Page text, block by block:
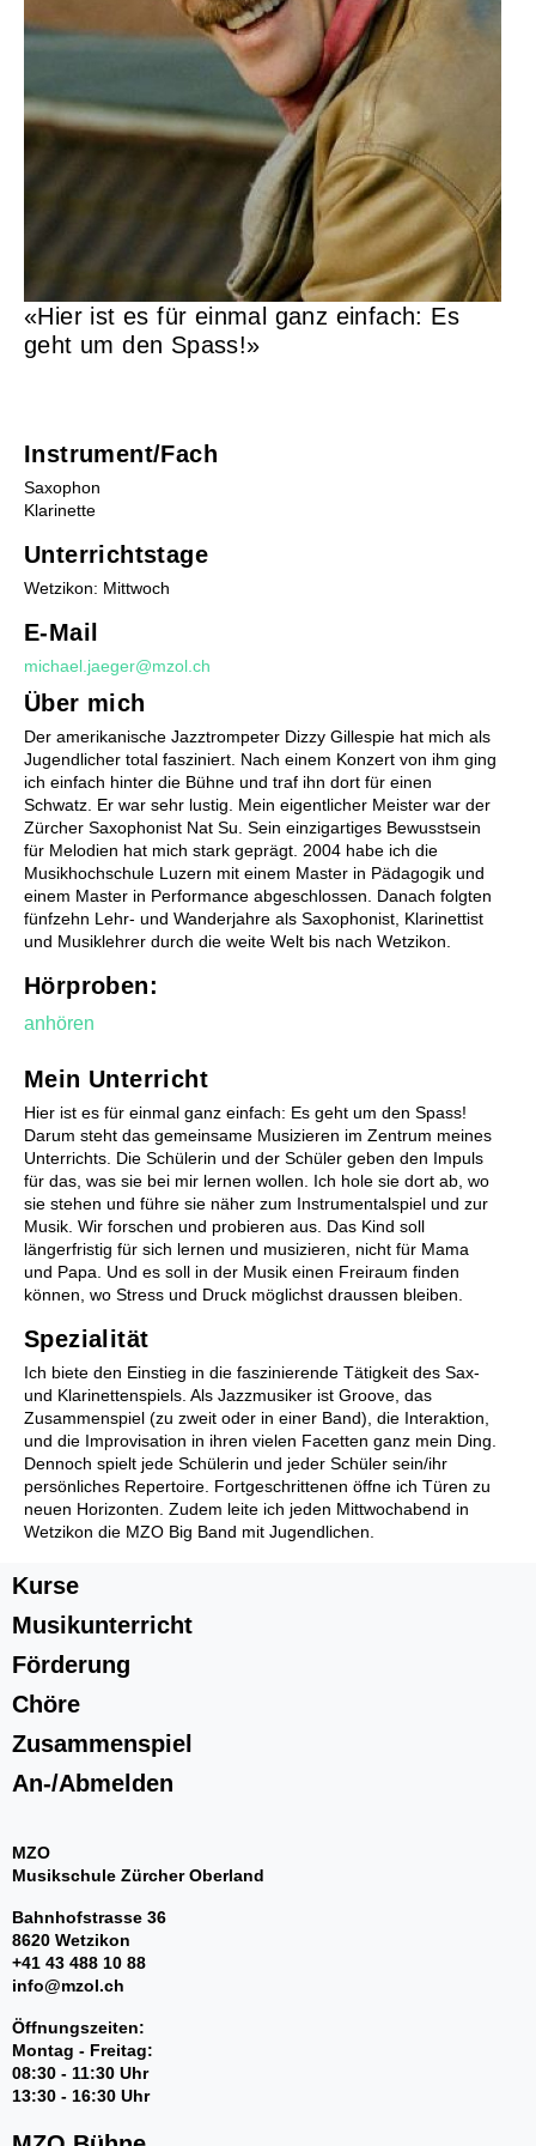
Musikunterricht
Instrumente Übersicht
Ortsvertretungen
Info-Tag / Schnuppern
Instrumentenwahl
Tandem
Förderung
Stufentest
Begabtenförderung
Musiktheorie - Musik verstehen und kreieren
Wettbewerbe
Musiktherapie
Musikphysiologie
Kinderchor 1
Kinderchor 2
Jugendchor
Zusammenspiel
Kinderorchester Pfäffikon
Kinderorchester Rüti
Kinder-Sinfonieorchester
Jugendorchester Attacca
Sinfonietta Züri-Ost
Jugendmusik Wald
Jugendmusik Rüti Bubikon
Jugendmusik Wetzikon
MZO Bigband
Bandworkshops
Perkussionsgruppe
Ensembles/Kammermusik
l'estate giocosa
Gitarrenensemble
An-/Abmelden
«Hier ist es für einmal ganz einfach: Es
geht um den Spass!»
Instrument/Fach
Saxophon
Klarinette
Unterrichtstage
Wetzikon: Mittwoch
E-Mail
michael.jaeger@mzol.ch
Über mich
Der amerikanische Jazztrompeter Dizzy Gillespie hat mich als
Jugendlicher total fasziniert. Nach einem Konzert von ihm ging
ich einfach hinter die Bühne und traf ihn dort für einen
Schwatz. Er war sehr lustig. Mein eigentlicher Meister war der
Zürcher Saxophonist Nat Su. Sein einzigartiges Bewusstsein
für Melodien hat mich stark geprägt. 2004 habe ich die
Musikhochschule Luzern mit einem Master in Pädagogik und
einem Master in Performance abgeschlossen. Danach folgten
fünfzehn Lehr- und Wanderjahre als Saxophonist, Klarinettist
und Musiklehrer durch die weite Welt bis nach Wetzikon.
Hörproben:
anhören
Mein Unterricht
Hier ist es für einmal ganz einfach: Es geht um den Spass!
Darum steht das gemeinsame Musizieren im Zentrum meines
Unterrichts. Die Schülerin und der Schüler geben den Impuls
für das, was sie bei mir lernen wollen. Ich hole sie dort ab, wo
sie stehen und führe sie näher zum Instrumentalspiel und zur
Musik. Wir forschen und probieren aus. Das Kind soll
längerfristig für sich lernen und musizieren, nicht für Mama
und Papa. Und es soll in der Musik einen Freiraum finden
können, wo Stress und Druck möglichst draussen bleiben.
Spezialität
Ich biete den Einstieg in die faszinierende Tätigkeit des Sax-
und Klarinettenspiels. Als Jazzmusiker ist Groove, das
Zusammenspiel (zu zweit oder in einer Band), die Interaktion,
und die Improvisation in ihren vielen Facetten ganz mein Ding.
Dennoch spielt jede Schülerin und jeder Schüler sein/ihr
persönliches Repertoire. Fortgeschrittenen öffne ich Türen zu
neuen Horizonten. Zudem leite ich jeden Mittwochabend in
Wetzikon die MZO Big Band mit Jugendlichen.
Kurse
Musikunterricht
Förderung
Chöre
Zusammenspiel
An-/Abmelden
MZO
Musikschule Zürcher Oberland
Bahnhofstrasse 36
8620 Wetzikon
+41 43 488 10 88
info@mzol.ch
Öffnungszeiten:
Montag - Freitag:
08:30 - 11:30 Uhr
13:30 - 16:30 Uhr